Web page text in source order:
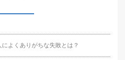
よくありがちな失敗とは？